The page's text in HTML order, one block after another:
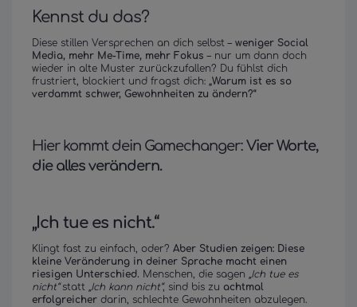
Kennst du das?
Diese stillen Versprechen an dich selbst – weniger Social
Media, mehr Me-Time, mehr Fokus – nur um dann doch
wieder in alte Muster zurückzufallen? Du fühlst dich
frustriert, blockiert und fragst dich: „Warum ist es so
verdammt schwer, Gewohnheiten zu ändern?“
Hier kommt dein Gamechanger: Vier Worte,
die alles verändern.
„Ich tue es nicht.“
Klingt fast zu einfach, oder? Aber Studien zeigen: Diese
kleine Veränderung in deiner Sprache macht einen
riesigen Unterschied. Menschen, die sagen „Ich tue es
nicht“statt „Ich kann nicht“, sind bis zu achtmal
erfolgreicher darin, schlechte Gewohnheiten abzulegen.